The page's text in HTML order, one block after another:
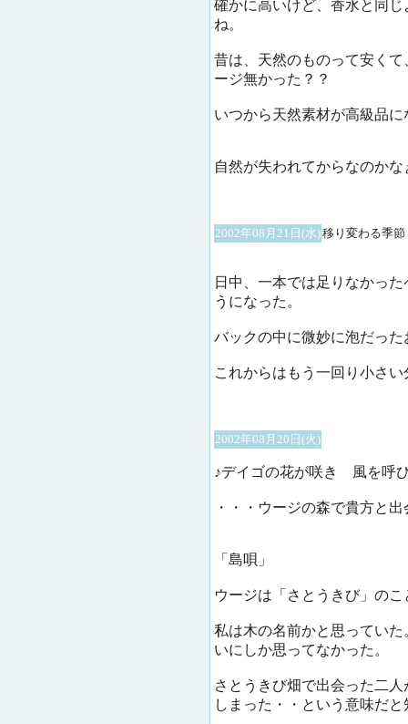
確かに高いけど、香水と同
ね。
昔は、天然のものって安く
ージ無かった？？
いつから天然素材が高級品
自然が失われてからなのかな
2002年08月21日(水)移り変わる季節
日中、一本では足りなかっ
うになった。
バックの中に微妙に泡だった
これからはもう一回り小さ
2002年08月20日(火)
♪デイゴの花が咲き 風を呼
・・・ウージの森で貴方と
「島唄」
ウージは「さとうきび」のこ
私は木の名前かと思ってい
いにしか思ってなかった。
さとうきび畑で出会った二
しまった・・という意味だ